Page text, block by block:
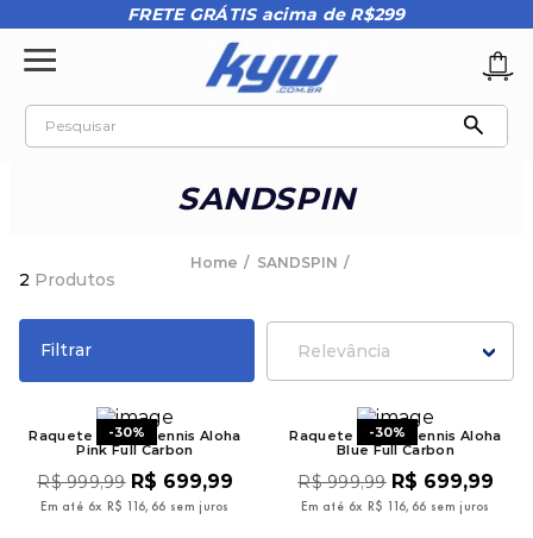
FRETE GRÁTIS acima de R$299
Pesquisar
SANDSPIN
SANDSPIN
2 Produtos
Filtrar Relevância
-30%
Raquete Beach Tennis Aloha
Pink Full Carbon
R$ 999,99 R$ 699,99
Em até 6x R$ 116, 66 sem juros
-30%
Raquete Beach Tennis Aloha
Blue Full Carbon
R$ 999,99 R$ 699,99
Em até 6x R$ 116, 66 sem juros
tenis
vans
8º regata